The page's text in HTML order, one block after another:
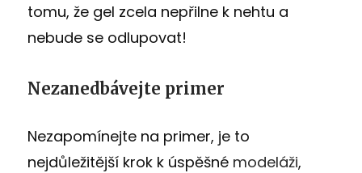
tomu, že gel zcela nepřilne k nehtu a
nebude se odlupovat!
Nezanedbávejte primer
Nezapomínejte na primer, je to
nejdůležitější krok k úspěšné modeláži,